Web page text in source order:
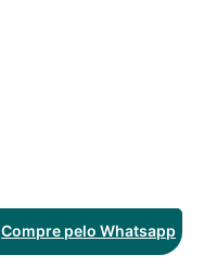
Compre pelo Whatsapp